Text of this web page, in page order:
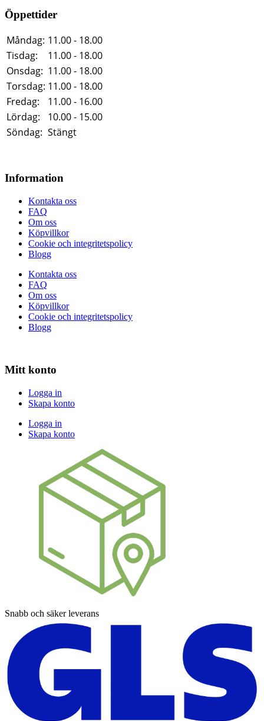
Öppettider
Måndag: 11.00 - 18.00
Tisdag:
11.00 - 18.00
Onsdag: 11.00 - 18.00
Torsdag: 11.00 - 18.00
Fredag:
11.00 - 16.00
Lördag:
10.00 - 15.00
Söndag: Stängt
Information
Kontakta oss
FAQ
Om oss
Köpvillkor
Cookie och integritetspolicy
Blogg
Kontakta oss
FAQ
Om oss
Köpvillkor
Cookie och integritetspolicy
Blogg
Mitt konto
Logga in
Skapa konto
Logga in
Skapa konto
Snabb och säker leverans